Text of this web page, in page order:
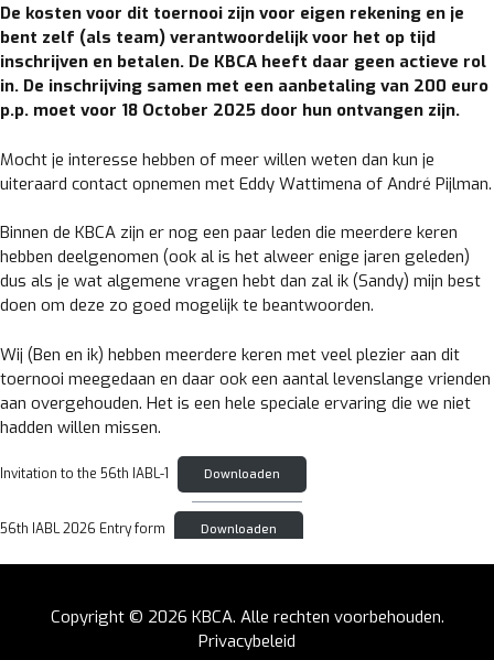
De kosten voor dit toernooi zijn voor eigen rekening en je
bent zelf (als team) verantwoordelijk voor het op tijd
inschrijven en betalen. De KBCA heeft daar geen actieve rol
in. De inschrijving samen met een aanbetaling van 200 euro
p.p. moet voor 18 October 2025 door hun ontvangen zijn.
Mocht je interesse hebben of meer willen weten dan kun je
uiteraard contact opnemen met Eddy Wattimena of André Pijlman.
Binnen de KBCA zijn er nog een paar leden die meerdere keren
hebben deelgenomen (ook al is het alweer enige jaren geleden)
dus als je wat algemene vragen hebt dan zal ik (Sandy) mijn best
doen om deze zo goed mogelijk te beantwoorden.
Wij (Ben en ik) hebben meerdere keren met veel plezier aan dit
toernooi meegedaan en daar ook een aantal levenslange vrienden
aan overgehouden. Het is een hele speciale ervaring die we niet
hadden willen missen.
Invitation to the 56th IABL-1 Downloaden
56th IABL 2026 Entry form Downloaden
Copyright © 2026 KBCA. Alle rechten voorbehouden.
Privacybeleid